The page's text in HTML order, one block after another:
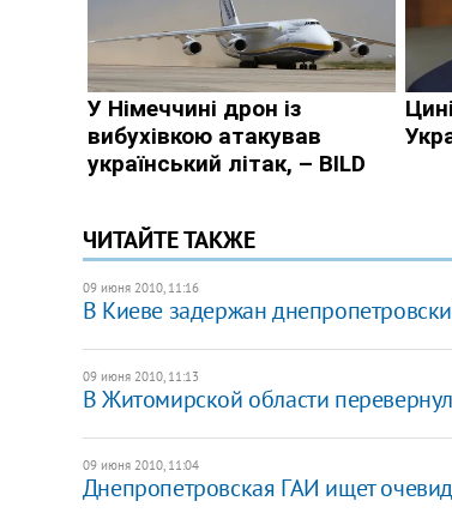
ЧИТАЙТЕ ТАКЖЕ
09 июня 2010, 11:16
В Киеве задержан
09 июня 2010, 11:13
В Житомирской области
09 июня 2010, 11:04
Днепропетровская ГАИ ищет